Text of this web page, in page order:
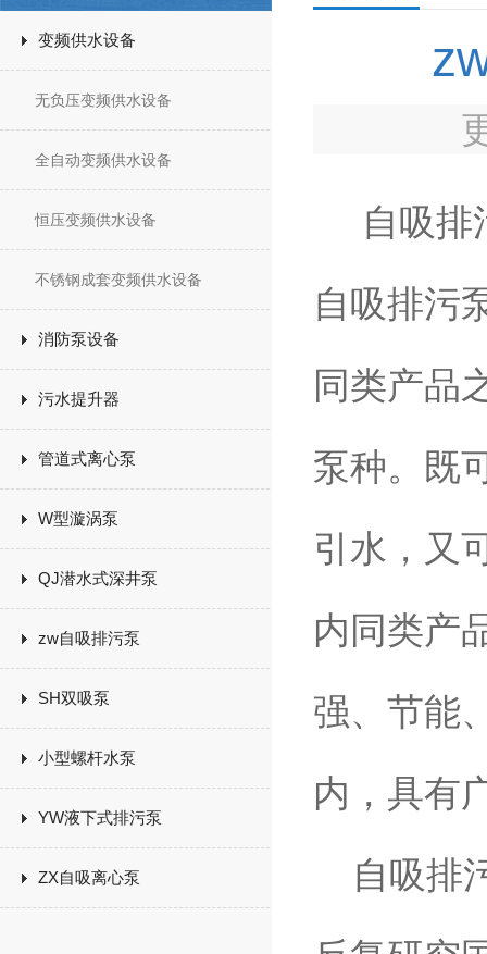
变频供水设备
无负压变频供水设备
全自动变频供水设备
恒压变频供水设备
不锈钢成套变频供水设备
消防泵设备
污水提升器
管道式离心泵
W型漩涡泵
QJ潜水式深井泵
zw自吸排污泵
SH双吸泵
小型螺杆水泵
YW液下式排污泵
ZX自吸离心泵
自吸排
自吸排污
同类产品
泵种。既
引水，又
内同类产
强、节能
内，具有
自吸排